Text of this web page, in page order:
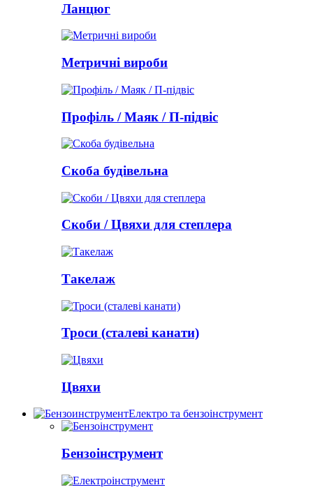
Ланцюг
Метричні вироби
Профіль / Маяк / П-підвіс
Скоба будівельна
Скоби / Цвяхи для степлера
Такелаж
Троси (сталеві канати)
Цвяхи
Електро та бензоінструмент
Бензоінструмент